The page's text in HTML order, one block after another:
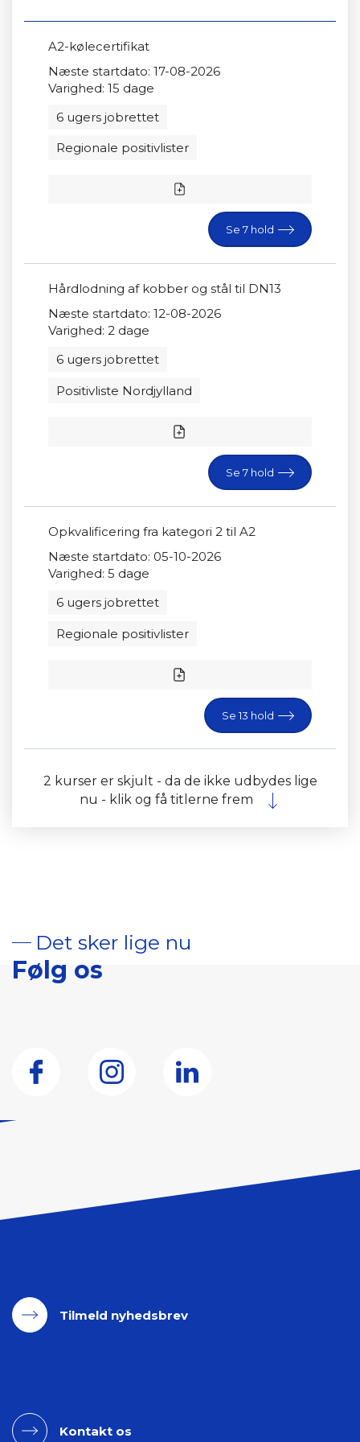
A2-kølecertifikat
6 ugers jobrettet
Regionale positivlister
Se 7 hold
Næste startdato: 17-08-2026
Varighed: 15 dage
Hårdlodning af kobber og stål til DN13
6 ugers jobrettet
Positivliste Nordjylland
Se 7 hold
Næste startdato: 12-08-2026
Varighed: 2 dage
Opkvalificering fra kategori 2 til A2
6 ugers jobrettet
Regionale positivlister
Se 13 hold
Næste startdato: 05-10-2026
Varighed: 5 dage
2 kurser er skjult - da de ikke udbydes lige
nu - klik og få titlerne frem
Det sker lige nu
Følg os
Tilmeld nyhedsbrev
Kontakt os